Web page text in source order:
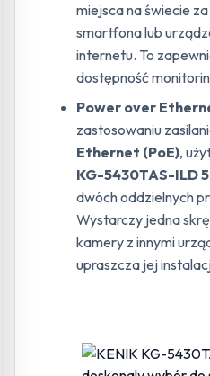
miejsca na świecie
smartfona lub
internetu. To
dostępność
Power over
zastosowaniu
Ethernet (PoE),
KG-5430TAS-ILD
dwóch oddzielnych
Wystarczy jedna
kamery z innymi
upraszcza jej